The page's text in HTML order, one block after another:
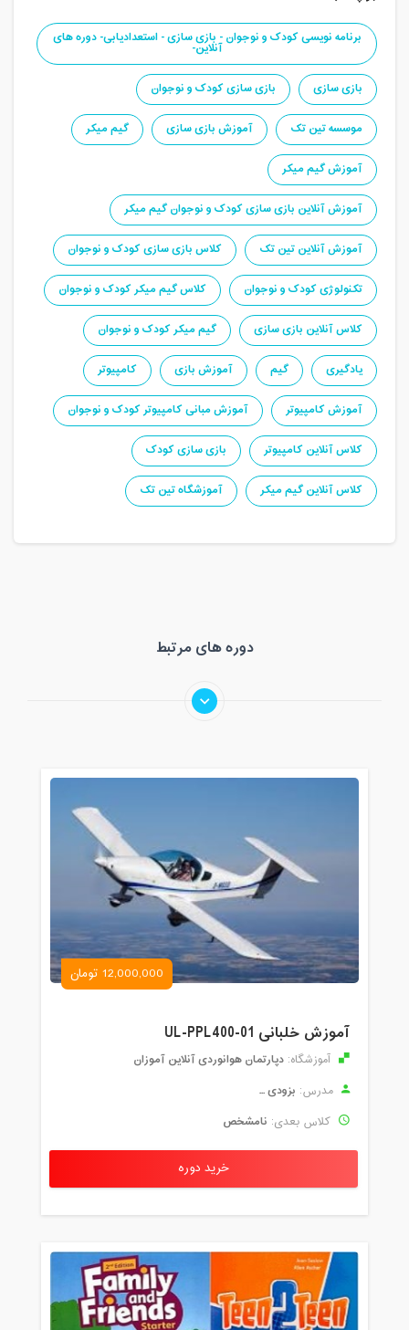
برنامه نویسی کودک و نوجوان - بازی سازی - استعدادیابی- دوره های
آنلاین-
بازی سازی
بازی سازی کودک و نوجوان
موسسه تین تک
آموزش بازی سازی
گیم میکر
آموزش گیم میکر
آموزش آنلاین بازی سازی کودک و نوجوان گیم میکر
آموزش آنلاین تین تک
کلاس بازی سازی کودک و نوجوان
تکنولوژی کودک و نوجوان
کلاس گیم میکر کودک و نوجوان
کلاس آنلاین بازی سازی
گیم میکر کودک و نوجوان
یادگیری
گیم آموزش بازی
کامپیوتر
آموزش کامپیوتر
آموزش مبانی کامپیوتر کودک و نوجوان
کلاس آنلاین کامپیوتر
بازی سازی کودک
کلاس آنلاین گیم میکر
آموزشگاه تین تک
دوره های مرتبط
12,000,000 تومان
آموزش خلبانی UL-PPL400-01
آموزشگاه: دپارتمان هوانوردی آنلاین آموزان
مدرس: بزودی ...
کلاس بعدی: نامشخص
خرید دوره